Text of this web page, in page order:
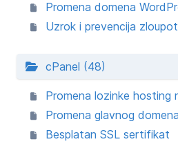
Promena domena
Uzrok i prevencija
cPanel (48)
Promena lozinke hosting
Promena glavnog
Besplatan SSL sertifikat